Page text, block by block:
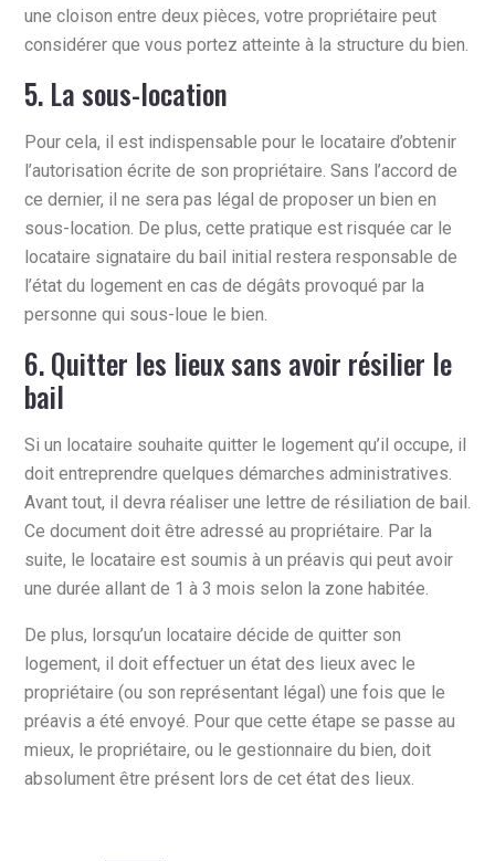
une cloison entre deux pièces, votre propriétaire peut
considérer que vous portez atteinte à la structure du bien.
5. La sous-location
Pour cela, il est indispensable pour le locataire d’obtenir
l’autorisation écrite de son propriétaire. Sans l’accord de
ce dernier, il ne sera pas légal de proposer un bien en
sous-location. De plus, cette pratique est risquée car le
locataire signataire du bail initial restera responsable de
l’état du logement en cas de dégâts provoqué par la
personne qui sous-loue le bien.
6. Quitter les lieux sans avoir résilier le
bail
Si un locataire souhaite quitter le logement qu’il occupe, il
doit entreprendre quelques démarches administratives.
Avant tout, il devra réaliser une lettre de résiliation de bail.
Ce document doit être adressé au propriétaire. Par la
suite, le locataire est soumis à un préavis qui peut avoir
une durée allant de 1 à 3 mois selon la zone habitée.
De plus, lorsqu’un locataire décide de quitter son
logement, il doit effectuer un état des lieux avec le
propriétaire (ou son représentant légal) une fois que le
préavis a été envoyé. Pour que cette étape se passe au
mieux, le propriétaire, ou le gestionnaire du bien, doit
absolument être présent lors de cet état des lieux.